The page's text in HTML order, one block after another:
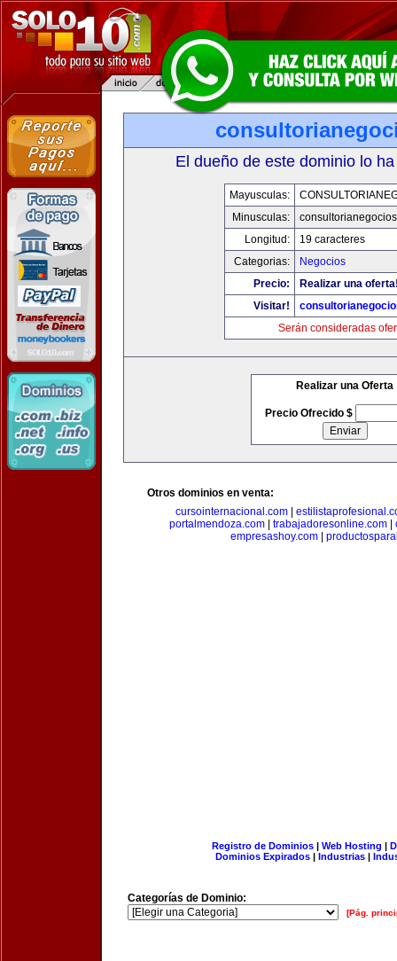
El dueño de este dominio lo
Mayusculas:
Minusculas:
Longitud:
19 caracteres
Categorias:
Negocios
Precio:
Realizar una
Visitar!
Serán consideradas
Realizar una Oferta
Precio Ofrecido $
Otros dominios en venta:
cursointernacional.com|
portalmendoza.com| trabajadoresonline.com|
empresashoy.com|
Registro de Dominios| Web Hosting |
Dominios Expirados | Industrias |
Categorías de Dominio:
[Pág.